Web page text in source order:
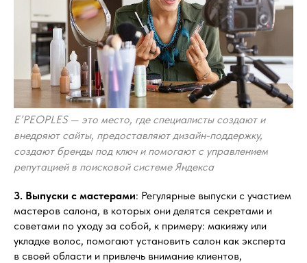
E’PEOPLES — это место, где специалисты создают и
внедряют сайты, предоставляют дизайн-поддержку,
создают бренды под ключ и помогают с управлением
репутацией в поисковой системе Яндекса
3. Выпуски с мастерами: Регулярные выпуски с участием
мастеров салона, в которых они делятся секретами и
советами по уходу за собой, к примеру: макияжу или
укладке волос, помогают установить салон как эксперта
в своей области и привлечь внимание клиентов,